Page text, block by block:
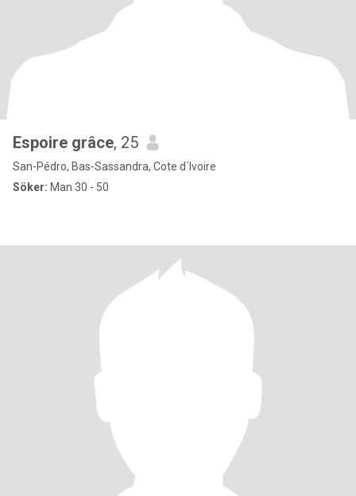
Espoire grâce, 25
San-Pédro, Bas-Sassandra, Cote d´Ivoire
Söker: Man 30 - 50